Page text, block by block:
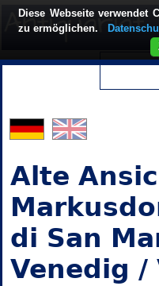
Alte
di San
Venedig /
Diese Webseite
zu ermöglichen.